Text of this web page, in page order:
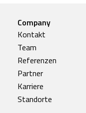
Company
Kontakt
Team
Referenzen
Partner
Karriere
Standorte